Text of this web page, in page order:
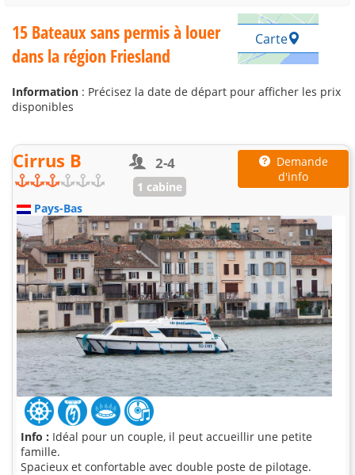
15 Bateaux sans permis à louer
dans la région Friesland
Carte
Information : Précisez la date de départ pour afficher les prix
disponibles
Cirrus B 2-4
1 cabine
Demande
d'info
Pays-Bas
Info : Idéal pour un couple, il peut accueillir une petite
famille.
Spacieux et confortable avec double poste de pilotage.